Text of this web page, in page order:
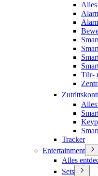
Alles
Tür-
Alles
Tracker
Entertainment
Alles
Sets